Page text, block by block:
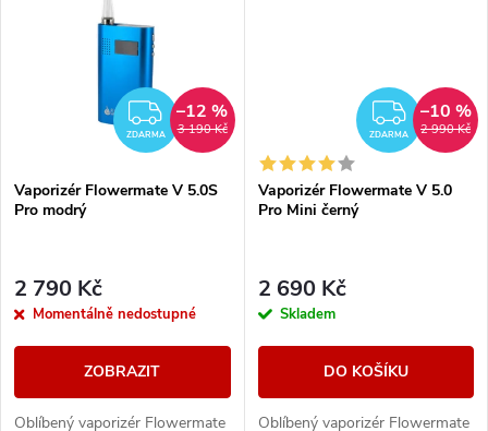
ZDARMA
ZDARMA 3 190 Kč
–12 %
Vaporizér Flowermate V 5.0S
Pro modrý
2 790 Kč
Momentálně nedostupné
ZOBRAZIT
Oblíbený vaporizér Flowermate
ZDARMA 2 990 Kč
–10 %
Vaporizér Flowermate V 5.0
Pro Mini černý
2 690 Kč
Skladem
DO KOŠÍKU
Oblíbený vaporizér Flowermate